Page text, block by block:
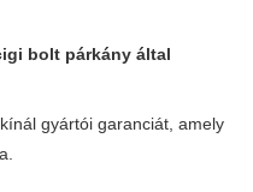
bolt párkány által
gyártói garanciát, amely